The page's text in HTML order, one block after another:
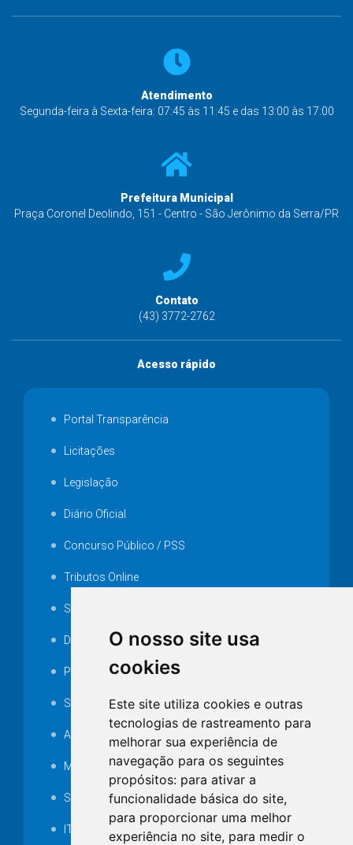
O nosso site usa
cookies
Este site utiliza cookies e outras
tecnologias de rastreamento para
melhorar sua experiência de
navegação para os seguintes
propósitos: para ativar a
funcionalidade básica do site,
para proporcionar uma melhor
experiência no site, para medir o
Atendimento
Segunda-feira à Sexta-feira: 07:45 às 11:45 e das 13:00 às 17:00
Prefeitura Municipal
Praça Coronel Deolindo, 151 - Centro - São Jerônimo da Serra/PR
Contato
(43) 3772-2762
Acesso rápido
Portal Transparência
Licitações
Legislação
Diário Oficial
Concurso Público / PSS
Tributos Online
Serviços ISS-E
Decretos
Portarias
SAMAE
Audiência pública
MANUTENÇÃO DE ILUMINAÇÃO PÚBLICA
Serviços Técnicos TI
ITR